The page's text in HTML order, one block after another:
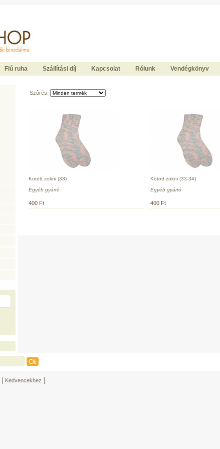
Fiú ruha Szállítási díj Kapcsolat Rólunk Vendégkönyv
Szûrés:
Kötött zokni (33)
Egyéb gyártó
400 Ft
Kötött zokni (33-34)
Egyéb gyártó
400 Ft
Kedvencekhez